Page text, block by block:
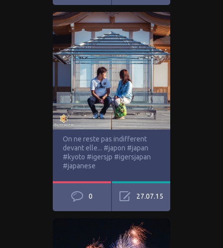
On ne reste pas indifferent
devant elle... #japon #japan
#kyoto #igersjp #igersjapan
#japanese
0 27.07.15